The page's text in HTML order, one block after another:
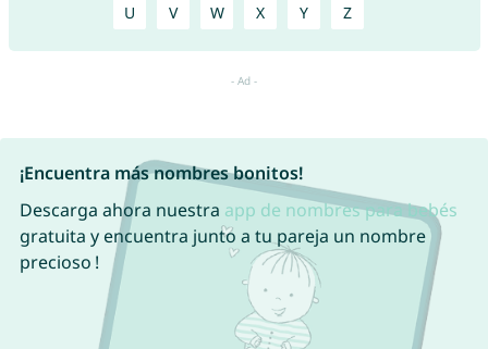
U V W X Y Z
¡Encuentra más nombres bonitos!
Descarga ahora nuestra app de nombres para bebés
gratuita y encuentra junto a tu pareja un nombre
precioso !